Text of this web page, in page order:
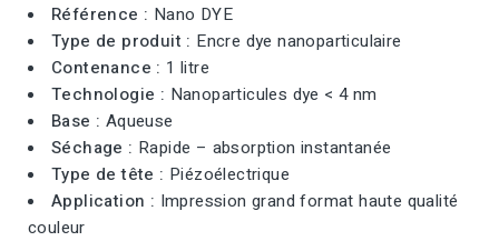
Référence : Nano DYE
Type de produit : Encre dye nanoparticulaire
Contenance : 1 litre
Technologie : Nanoparticules dye < 4 nm
Base : Aqueuse
Séchage : Rapide – absorption instantanée
Type de tête : Piézoélectrique
Application : Impression grand format haute qualité
couleur